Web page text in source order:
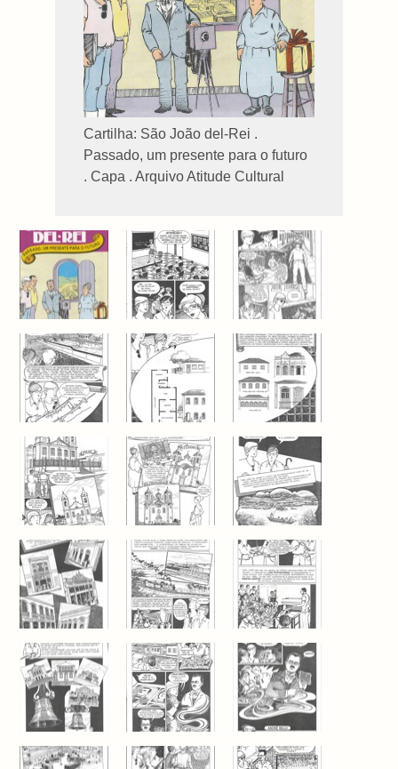
Cartilha: São João del-Rei .
Passado, um presente para o futuro
. Capa . Arquivo Atitude Cultural